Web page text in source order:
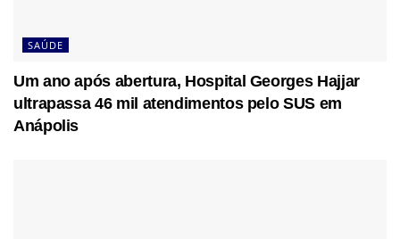
SAÚDE
Um ano após abertura, Hospital Georges Hajjar
ultrapassa 46 mil atendimentos pelo SUS em
Anápolis